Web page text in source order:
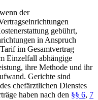
der
gebührt,
in Anspruch
im Gesamtvertrag
Einzelfall abhängige
ihre Methode und ihr
Gerichte sind
chefärztlichen Dienstes
haben nach den §§ 6, 7